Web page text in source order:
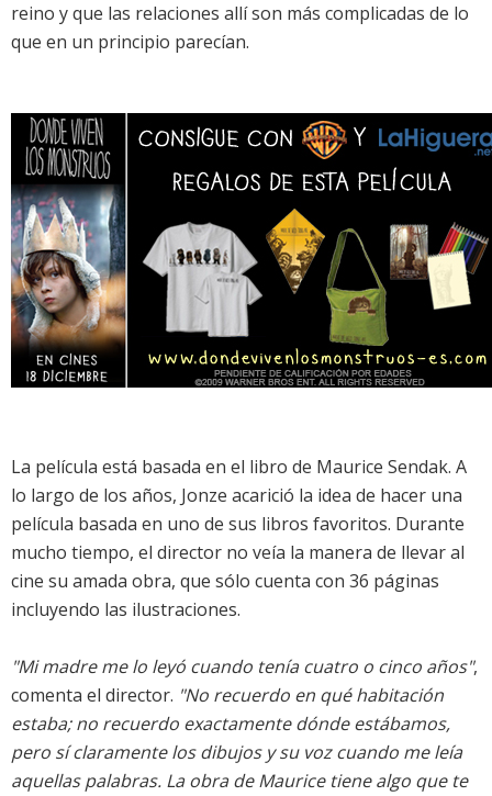
reino y que las relaciones allí son más complicadas de lo
que en un principio parecían.
La película está basada en el libro de Maurice Sendak. A
lo largo de los años, Jonze acarició la idea de hacer una
película basada en uno de sus libros favoritos. Durante
mucho tiempo, el director no veía la manera de llevar al
cine su amada obra, que sólo cuenta con 36 páginas
incluyendo las ilustraciones.
"Mi madre me lo leyó cuando tenía cuatro o cinco años",
comenta el director. "No recuerdo en qué habitación
estaba; no recuerdo exactamente dónde estábamos,
pero sí claramente los dibujos y su voz cuando me leía
aquellas palabras. La obra de Maurice tiene algo que te